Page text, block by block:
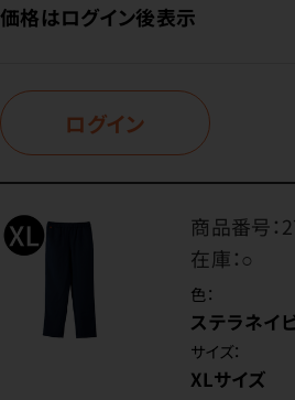
価格はログイン後表示
ログイン
商品番号：
在庫：○
色：
ステラネイ
サイズ：
XLサイズ